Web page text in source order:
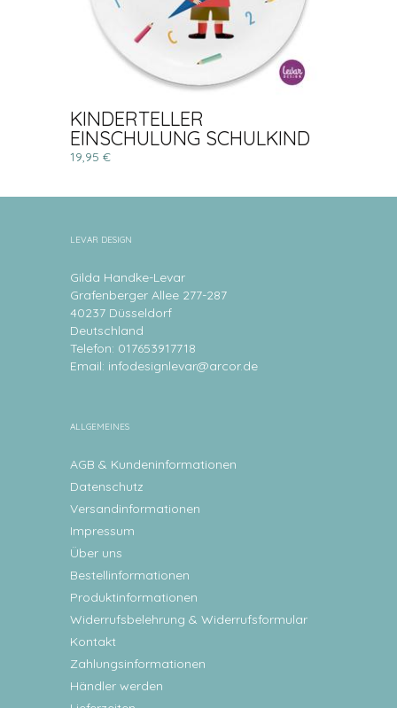
KINDERTELLER
EINSCHULUNG SCHULKIND
19,95 €
LEVAR DESIGN
Gilda Handke-Levar
Grafenberger Allee 277-287
40237 Düsseldorf
Deutschland
Telefon: 017653917718
Email: infodesignlevar@arcor.de
ALLGEMEINES
AGB & Kundeninformationen
Datenschutz
Versandinformationen
Impressum
Über uns
Bestellinformationen
Produktinformationen
Widerrufsbelehrung & Widerrufsformular
Kontakt
Zahlungsinformationen
Händler werden